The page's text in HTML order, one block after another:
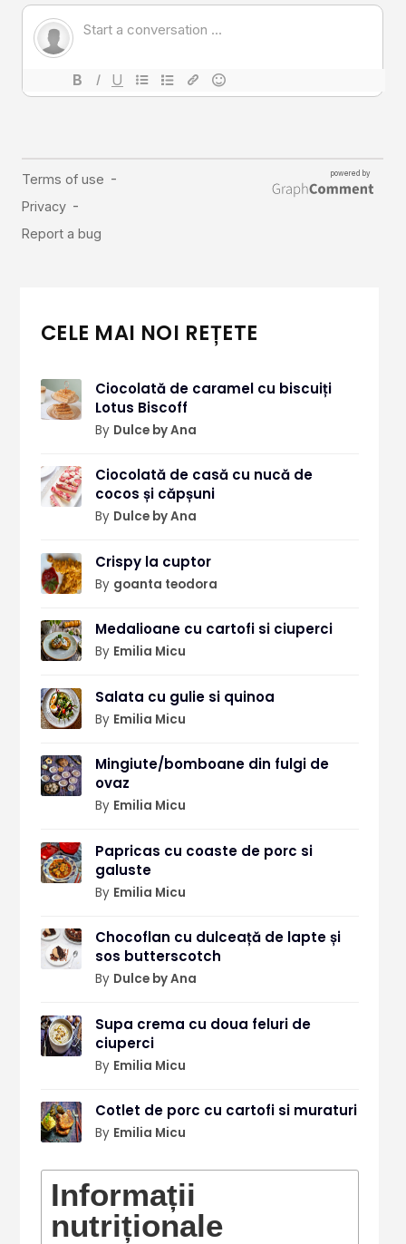
CELE MAI NOI REȚETE
Ciocolată de caramel cu biscuiți
Lotus Biscoff
By Dulce by Ana
Ciocolată de casă cu nucă de
cocos și căpșuni
By Dulce by Ana
Crispy la cuptor
By goanta teodora
Medalioane cu cartofi si ciuperci
By Emilia Micu
Salata cu gulie si quinoa
By Emilia Micu
Mingiute/bomboane din fulgi de
ovaz
By Emilia Micu
Papricas cu coaste de porc si
galuste
By Emilia Micu
Chocoflan cu dulceață de lapte și
sos butterscotch
By Dulce by Ana
Supa crema cu doua feluri de
ciuperci
By Emilia Micu
Cotlet de porc cu cartofi si muraturi
By Emilia Micu
Informații
nutriționale